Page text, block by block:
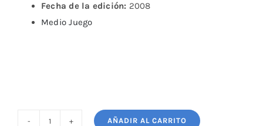
Fecha de la edición: 2008
Medio Juego
AÑADIR AL CARRITO